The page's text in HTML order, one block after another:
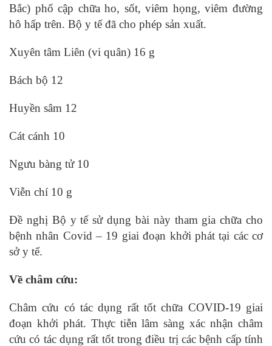
Bắc) phổ cập chữa ho, sốt, viêm họng, viêm đường
hô hấp trên. Bộ y tế đã cho phép sản xuất.
Xuyên tâm Liên (vi quân) 16 g
Bách bộ 12
Huyền sâm 12
Cát cánh 10
Ngưu bàng tử 10
Viễn chí 10 g
Đề nghị Bộ y tế sử dụng bài này tham gia chữa cho
bệnh nhân Covid – 19 giai đoạn khởi phát tại các cơ
sở y tế.
Về châm cứu:
Châm cứu có tác dụng rất tốt chữa COVID-19 giai
đoạn khởi phát. Thực tiễn lâm sàng xác nhận châm
cứu có tác dụng rất tốt trong điều trị các bệnh cấp tính